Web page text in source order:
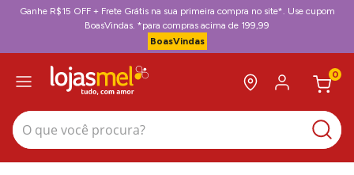
Ganhe R$15 OFF + Frete Grátis na sua primeira compra no site*. Use cupom
BoasVindas. *para compras acima de 199,99
BoasVindas
0
O que você procura?